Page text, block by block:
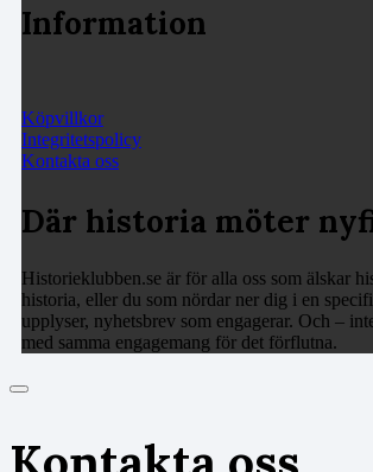
Information
Köpvillkor
Integritetspolicy
Kontakta oss
Där historia möter
Historieklubben.se är för alla oss som älskar
historia, eller du som nördar ner dig i en
upplyser, nyhetsbrev som engagerar. Och –
med samma engagemang för det förflutna.